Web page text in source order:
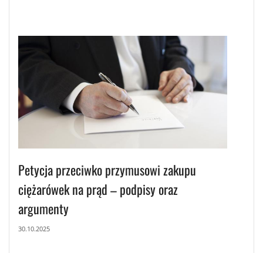
Petycja przeciwko przymusowi zakupu
ciężarówek na prąd – podpisy oraz
argumenty
30.10.2025